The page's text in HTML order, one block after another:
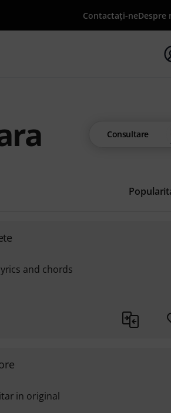
Contactaţi-neDespre
căutarea cu termenul de căutare
Consultare
and chords
in original